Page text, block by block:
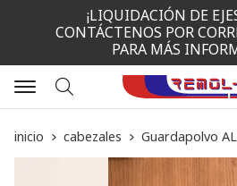
¡LIQUIDACIÓN DE
CONTÁCTENOS POR
PARA MÁS
Buscar
inicio cabezales Guardapolvo